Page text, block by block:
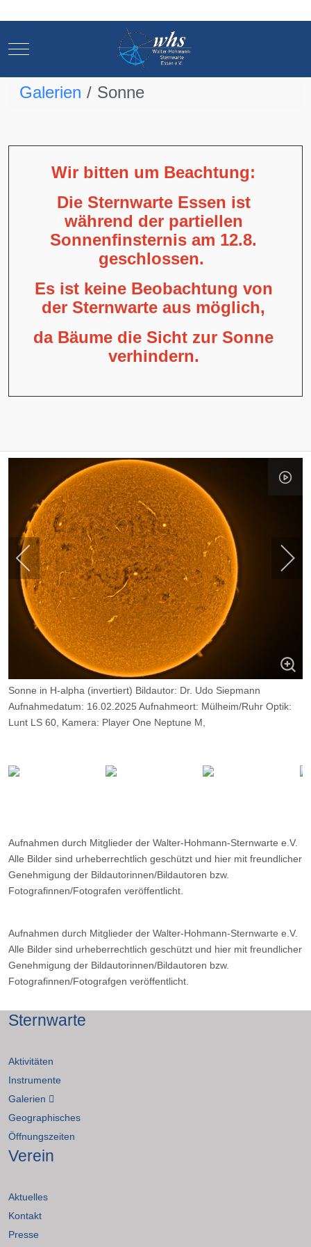
Mobile Menu Toggle
Galerien Sonne
Wir bitten um Beachtung:
Die Sternwarte Essen ist
während der partiellen
Sonnenfinsternis am 12.8.
geschlossen.
Es ist keine Beobachtung von
der Sternwarte aus möglich,
da Bäume die Sicht zur Sonne
verhindern.
Sonne in H-alpha (invertiert) Bildautor: Dr. Udo Siepmann
Aufnahmedatum: 16.02.2025 Aufnahmeort: Mülheim/Ruhr Optik:
Lunt LS 60, Kamera: Player One Neptune M,
Aufnahmen durch Mitglieder der Walter-Hohmann-Sternwarte e.V.
Alle Bilder sind urheberrechtlich geschützt und hier mit freundlicher
Genehmigung der Bildautorinnen/Bildautoren bzw.
Fotografinnen/Fotografen veröffentlicht.
Aufnahmen durch Mitglieder der Walter-Hohmann-Sternwarte e.V.
Alle Bilder sind urheberrechtlich geschützt und hier mit freundlicher
Genehmigung der Bildautorinnen/Bildautoren bzw.
Fotografinnen/Fotografgen veröffentlicht.
Sternwarte
Aktivitäten
Instrumente
Galerien
Geographisches
Öffnungszeiten
Verein
Aktuelles
Kontakt
Presse